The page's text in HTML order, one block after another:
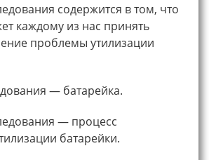
содержится в том, что
каждому из нас принять
проблемы утилизации
— батарейка.
— процесс
батарейки.